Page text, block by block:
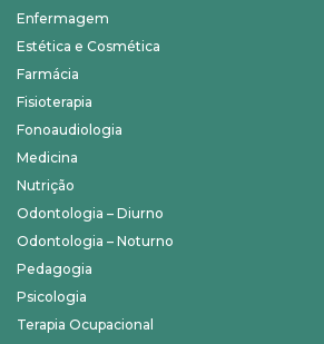
Enfermagem
Estética e Cosmética
Farmácia
Fisioterapia
Fonoaudiologia
Medicina
Nutrição
Odontologia – Diurno
Odontologia – Noturno
Pedagogia
Psicologia
Terapia Ocupacional